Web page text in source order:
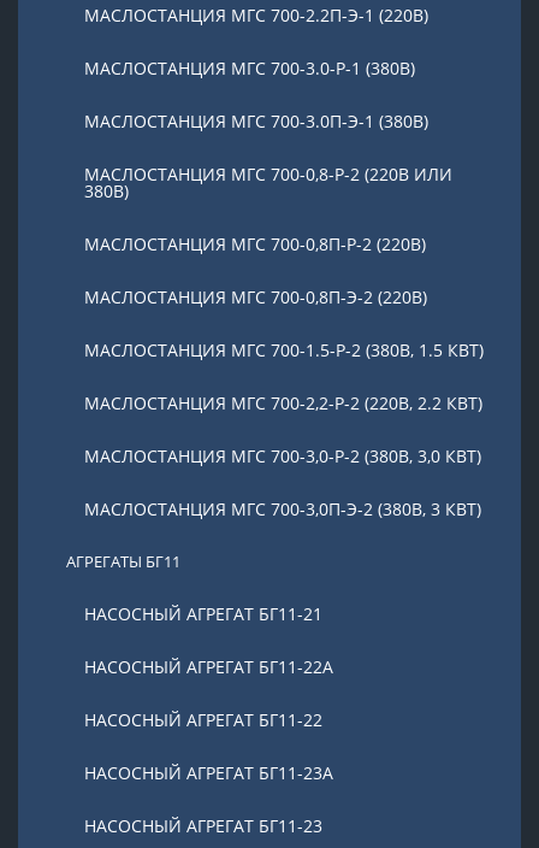
МАСЛОСТАНЦИЯ МГС 700-2.2П-Э-1 (220В)
МАСЛОСТАНЦИЯ МГС 700-3.0-Р-1 (380В)
МАСЛОСТАНЦИЯ МГС 700-3.0П-Э-1 (380В)
МАСЛОСТАНЦИЯ МГС 700-0,8-Р-2 (220В ИЛИ
380В)
МАСЛОСТАНЦИЯ МГС 700-0,8П-Р-2 (220В)
МАСЛОСТАНЦИЯ МГС 700-0,8П-Э-2 (220В)
МАСЛОСТАНЦИЯ МГС 700-1.5-Р-2 (380В, 1.5 КВТ)
МАСЛОСТАНЦИЯ МГС 700-2,2-Р-2 (220В, 2.2 КВТ)
МАСЛОСТАНЦИЯ МГС 700-3,0-Р-2 (380В, 3,0 КВТ)
МАСЛОСТАНЦИЯ МГС 700-3,0П-Э-2 (380В, 3 КВТ)
АГРЕГАТЫ БГ11
НАСОСНЫЙ АГРЕГАТ БГ11-21
НАСОСНЫЙ АГРЕГАТ БГ11-22А
НАСОСНЫЙ АГРЕГАТ БГ11-22
НАСОСНЫЙ АГРЕГАТ БГ11-23А
НАСОСНЫЙ АГРЕГАТ БГ11-23